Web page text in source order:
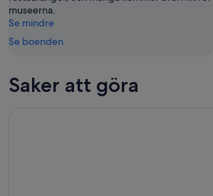
museerna.
Se mindre
Se boenden
Saker att göra